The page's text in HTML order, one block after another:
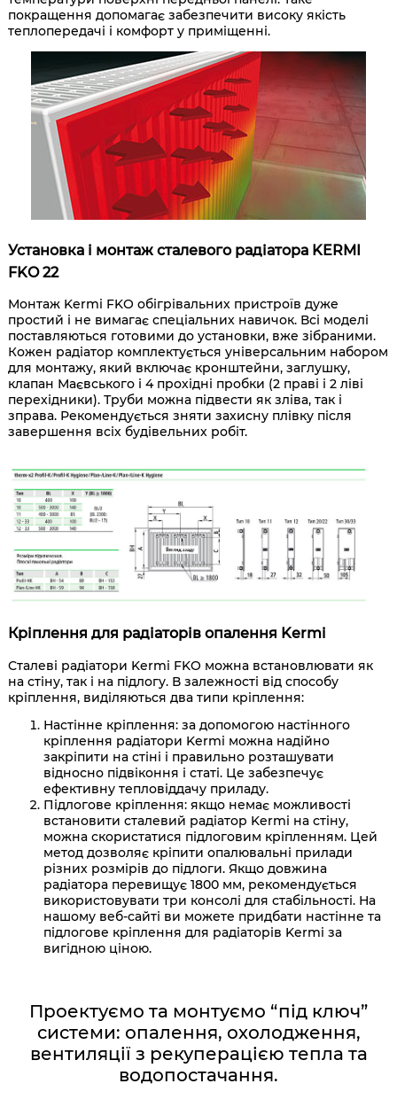
покращення допомагає забезпечити високу якість
теплопередачі і комфорт у приміщенні.
Установка і монтаж сталевого радіатора KERMI
FKO 22
Монтаж Kermi FKO обігрівальних пристроїв дуже
простий і не вимагає спеціальних навичок. Всі моделі
поставляються готовими до установки, вже зібраними.
Кожен радіатор комплектується універсальним набором
для монтажу, який включає кронштейни, заглушку,
клапан Маєвського і 4 прохідні пробки (2 праві і 2 ліві
перехідники). Труби можна підвести як зліва, так і
зправа. Рекомендується зняти захисну плівку після
завершення всіх будівельних робіт.
Кріплення для радіаторів опалення Kermi
Сталеві радіатори Kermi FKO можна встановлювати як
на стіну, так і на підлогу. В залежності від способу
кріплення, виділяються два типи кріплення:
Настінне кріплення: за допомогою настінного
кріплення радіатори Kermi можна надійно
закріпити на стіні і правильно розташувати
відносно підвіконня і статі. Це забезпечує
ефективну тепловіддачу приладу.
Підлогове кріплення: якщо немає можливості
встановити сталевий радіатор Kermi на стіну,
можна скористатися підлоговим кріпленням. Цей
метод дозволяє кріпити опалювальні прилади
різних розмірів до підлоги. Якщо довжина
радіатора перевищує 1800 мм, рекомендується
використовувати три консолі для стабільності. На
нашому веб-сайті ви можете придбати настінне та
підлогове кріплення для радіаторів Kermi за
вигідною ціною.
Проектуємо та монтуємо “під ключ”
системи: опалення, охолодження,
вентиляції з рекуперацією тепла та
водопостачання.